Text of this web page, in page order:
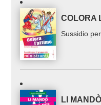
COLORA
Sussidio
LI